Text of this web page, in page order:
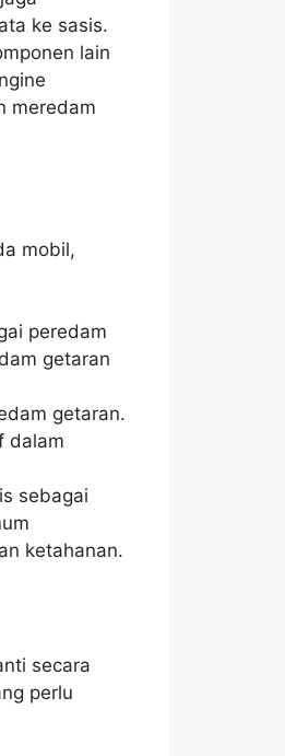
ke sasis.
lain
meredam
mobil,
peredam
getaran
getaran.
dalam
sebagai
ketahanan.
secara
perlu